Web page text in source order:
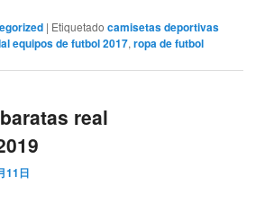
| Etiquetado camisetas deportivas
equipos de futbol 2017,ropa de futbol
real
11日